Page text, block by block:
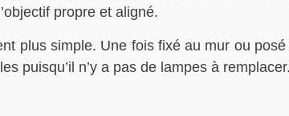
propre et aligné.
plus simple. Une fois fixé au mur ou
puisqu’il n’y a pas de lampes à remplacer.